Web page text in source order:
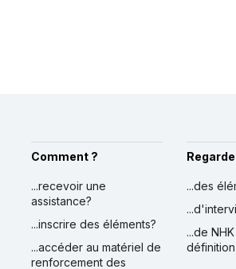
Comment ?
...recevoir une
assistance?
...inscrire des éléments?
...accéder au matériel de
renforcement des
...des
...de
définition